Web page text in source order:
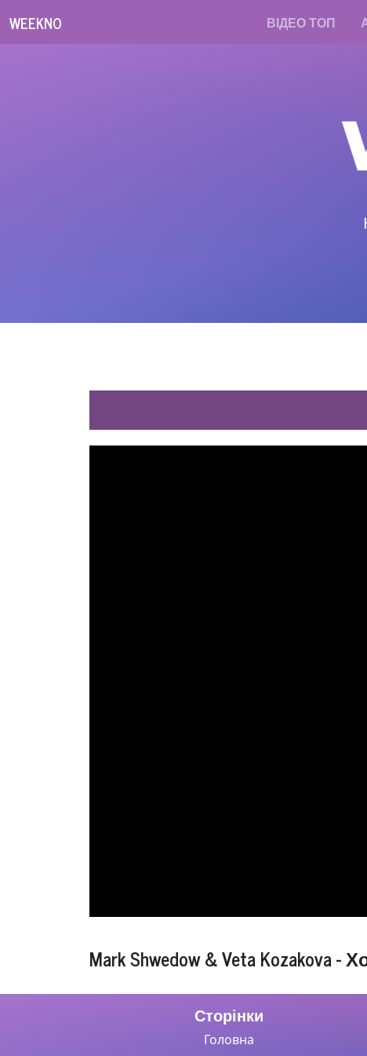
WEEKNO ВІДЕО ТОП
Mark Shwedow & Veta Kozakova -
Сторінки
Головна